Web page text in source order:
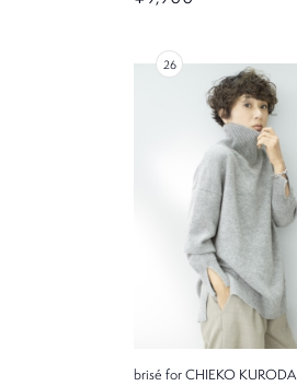
brisé for CHIEKO KURODA